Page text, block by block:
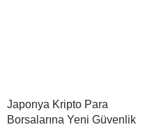
Japonya Kripto Para
Borsalarına Yeni Güvenlik